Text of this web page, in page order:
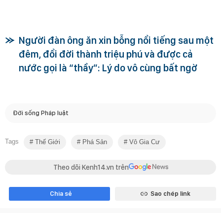
Người đàn ông ăn xin bỗng nổi tiếng sau một
đêm, đổi đời thành triệu phú và được cả
nước gọi là “thầy”: Lý do vô cùng bất ngờ
Đời sống Pháp luật
Tags Thế Giới Phá Sản Vô Gia Cư
Theo dõi Kenh14.vn trên
Chia sẻ Sao chép link